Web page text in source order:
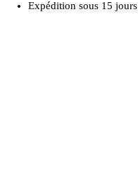
Expédition sous 15 jours